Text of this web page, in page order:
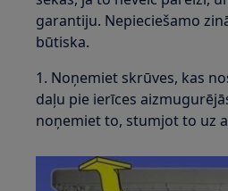
garantiju. Nepieciešamo
būtiska.
1. Noņemiet skrūves, kas
daļu pie ierīces
noņemiet to, stumjot to uz